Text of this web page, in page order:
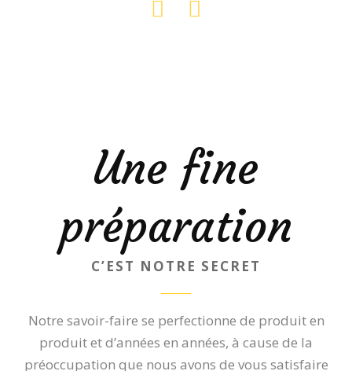
Une fine
préparation
C’EST NOTRE SECRET
Notre savoir-faire se perfectionne de produit en
produit et d’années en années, à cause de la
préoccupation que nous avons de vous satisfaire